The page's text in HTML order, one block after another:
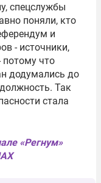
спецслужбы
поняли, кто
и
- источники,
что
додумались до
Так
стала
«Регнум»